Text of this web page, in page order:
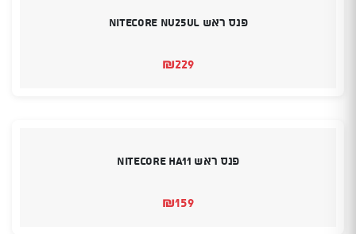
פנס ראש Nitecore NU25UL
₪229
פנס ראש Nitecore HA11
₪159